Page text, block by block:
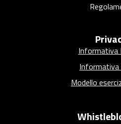
Informativa
Informativa
Modello